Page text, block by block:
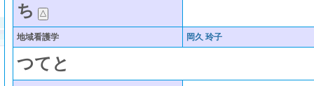
ち
地域看護学 岡久 玲子
つて と